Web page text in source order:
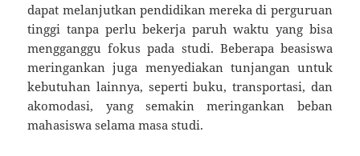
dapat melanjutkan pendidikan mereka di perguruan
tinggi tanpa perlu bekerja paruh waktu yang bisa
mengganggu fokus pada studi. Beberapa beasiswa
meringankan juga menyediakan tunjangan untuk
kebutuhan lainnya, seperti buku, transportasi, dan
akomodasi, yang semakin meringankan beban
mahasiswa selama masa studi.